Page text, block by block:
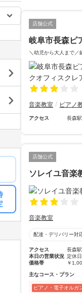
店舗公式
岐阜市長森ピ
＼幼児から大人まで／
音楽教室 ピアノ
アクセス 長森
店舗公式
ソレイユ音楽
音楽教室
配達・デリバリー対
アクセス
長森
本日の営業状況 定休日
価格帯
￥
主なコース・プラン
ピアノ・電子オルガ